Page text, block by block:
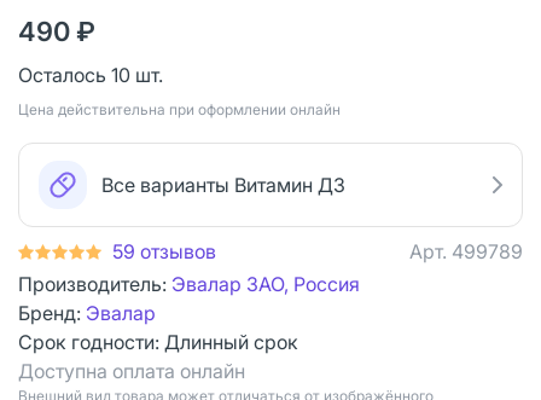
490 ₽
Осталось 10 шт.
Цена действительна при оформлении онлайн
Все варианты Витамин Д3
59 отзывов Арт. 499789
Производитель: Эвалар ЗАО, Россия
Бренд: Эвалар
Срок годности: Длинный срок
Доступна оплата онлайн
Bнешний вид товара может отличаться от изображённого